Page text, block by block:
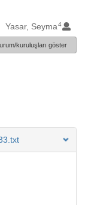
Yasar, Seyma4
kuruluşları göster